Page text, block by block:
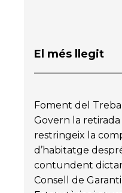
El més llegit
Foment del
Govern la
restringeix la
d’habitatge
contundent
Consell de